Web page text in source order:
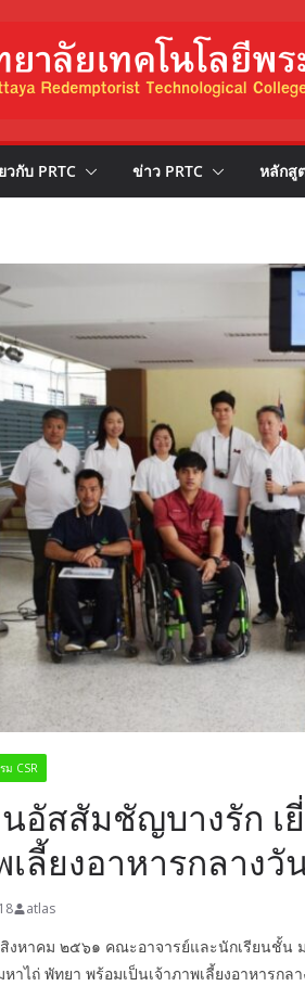
วกับ PRTC ข่าว PRTC หลักสู
ม CSR
นอัสสัมชัญบางรัก
เลี้ยงอาหารกลางวั
atlas
งหาคม ๒๕๖๑ คณะอาจารย์และนักเรียนชั้น
าไถ่ พัทยา พร้อมเป็นเจ้าภาพเลี้ยงอาหารกล